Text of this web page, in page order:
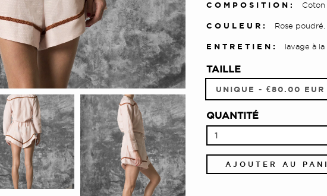
COMPOSITION:
COULEUR: Rose poudré.
ENTRETIEN: lavage à
TAILLE
QUANTITÉ
AJOUTER AU